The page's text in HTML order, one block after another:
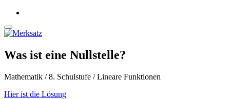
Was ist eine Nullstelle?
Mathematik / 8. Schulstufe / Lineare Funktionen
Hier ist die Lösung